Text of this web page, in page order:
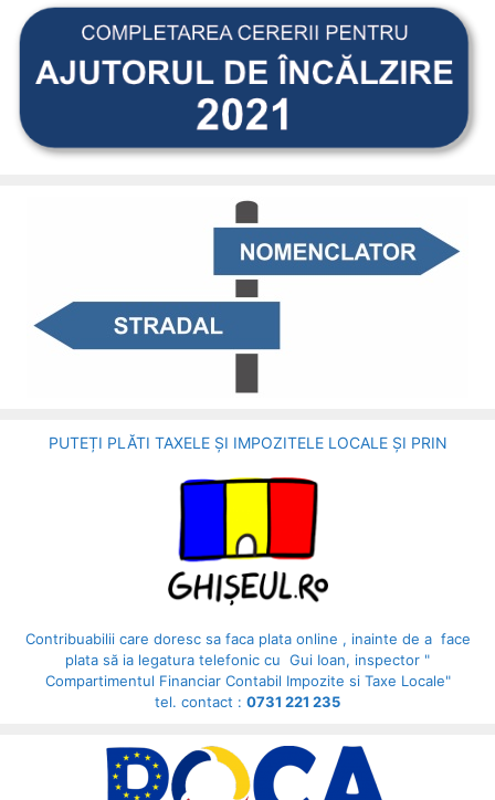
PUTEȚI PLĂTI TAXELE ȘI IMPOZITELE LOCALE ȘI PRIN
Contribuabilii care doresc sa faca plata online , inainte de a face
plata să ia legatura telefonic cu Gui Ioan, inspector "
Compartimentul Financiar Contabil Impozite si Taxe Locale"
tel. contact : 0731 221 235